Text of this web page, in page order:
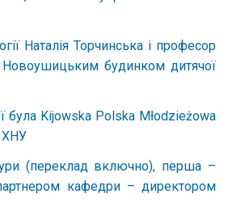
Наталія Торчинська і професор
Новоушицьким будинком дитячої
була Kijowska Polska Młodzieżowa
ХНУ
(переклад включно), перша –
кафедри – директором